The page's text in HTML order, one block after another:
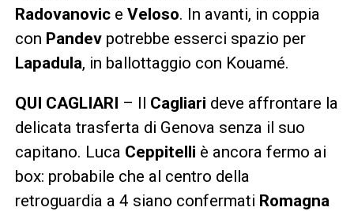
Radovanovice Veloso. In avanti, in coppia
con Pandevpotrebbe esserci spazio per
Lapadula, in ballottaggio con Kouamé.
QUI CAGLIARI – Il Cagliari deve affrontare la
delicata trasferta di Genova senza il suo
capitano. Luca Ceppitelli è ancora fermo ai
box: probabile che al centro della
retroguardia a 4 siano confermati Romagna